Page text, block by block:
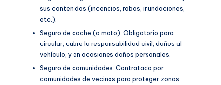
sus contenidos (incendios, robos, inundaciones,
etc.).
Seguro de coche (o moto): Obligatorio para
circular, cubre la responsabilidad civil, daños al
vehículo, y en ocasiones daños personales.
Seguro de comunidades: Contratado por
comunidades de vecinos para proteger zonas